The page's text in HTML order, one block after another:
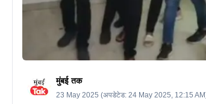
मुंबई तक
23 May 2025 (अपडेटेड: 24 May 2025, 12:15 AM